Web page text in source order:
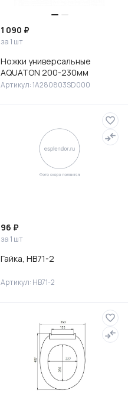
1 090 ₽
за 1 шт
Ножки универсальные
AQUATON 200-230мм
Артикул: 1A280803SD000
96 ₽
за 1 шт
Гайка, HB71-2
Артикул: HB71-2